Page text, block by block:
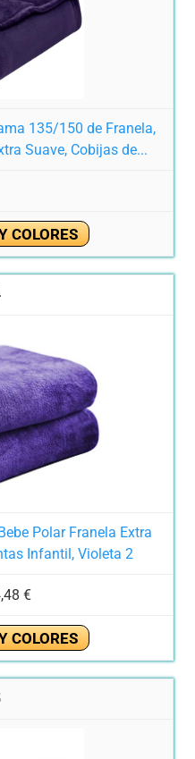
135/150 de Franela,
Suave, Cobijas de...
COLORES
Polar Franela Extra
Infantil, Violeta 2
€
COLORES